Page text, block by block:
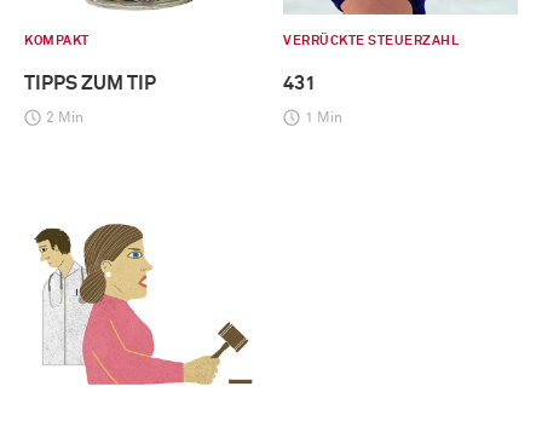
KOMPAKT
TIPPS ZUM TIP
2 Min
VERRÜCKTE STEUERZAHL
431
1 Min